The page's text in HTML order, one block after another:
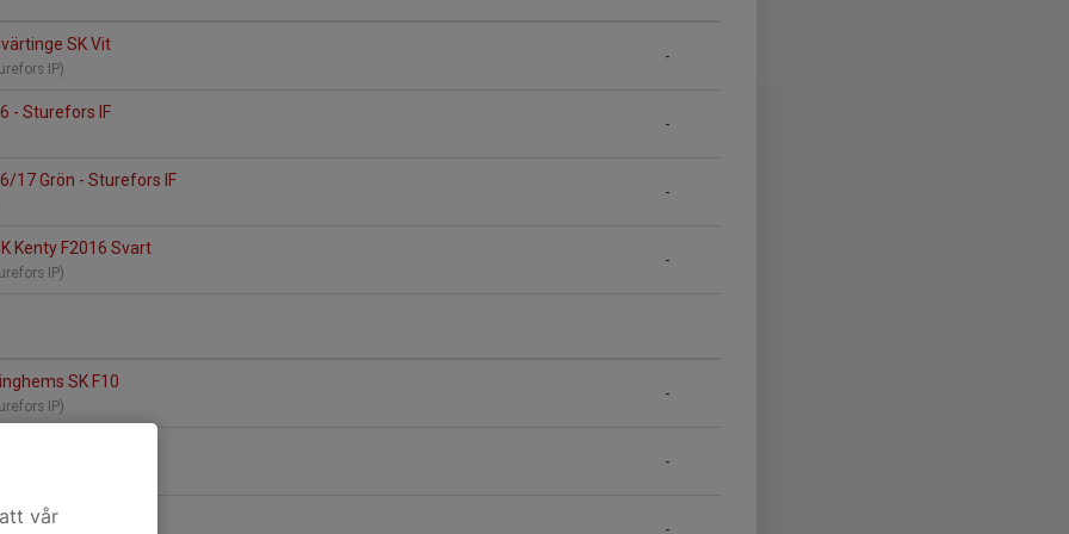
-
SK Vit
IP)
-
- Sturefors IF
-
17 Grön - Sturefors IF
-
Kenty F2016 Svart
IP)
-
SK F10
IP)
-
-
IK F-2016 Röd
vår